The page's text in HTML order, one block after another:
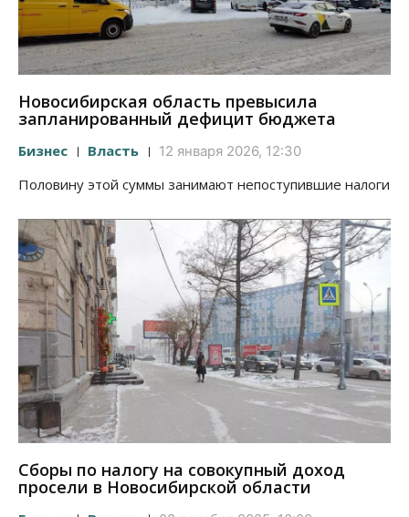
Новосибирская область превысила
запланированный дефицит бюджета
Бизнес Власть 12 января 2026, 12:30
Половину этой суммы занимают непоступившие налоги
Сборы по налогу на совокупный доход
просели в Новосибирской области